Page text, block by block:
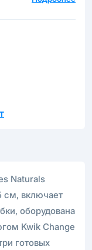
Naturals
см, включает
оборудована
Kwik Change
готовых